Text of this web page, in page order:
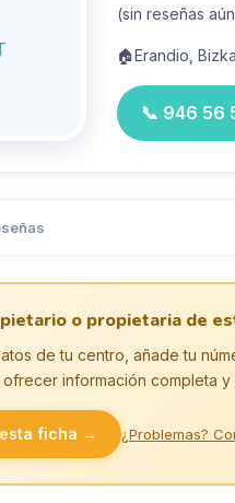
(sin reseñas
🏠Erandio,
📞 946 56
o propietaria de
de tu centro, añade tu
información completa y
ficha → ¿Problemas?